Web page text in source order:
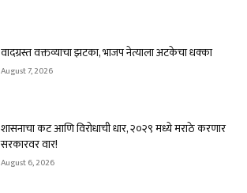
वादग्रस्त वक्तव्याचा झटका, भाजप नेत्याला अटकेचा धक्का
August 7, 2026
शासनाचा कट आणि विरोधाची धार, २०२९ मध्ये मराठे करणार
सरकारवर वार!
August 6, 2026